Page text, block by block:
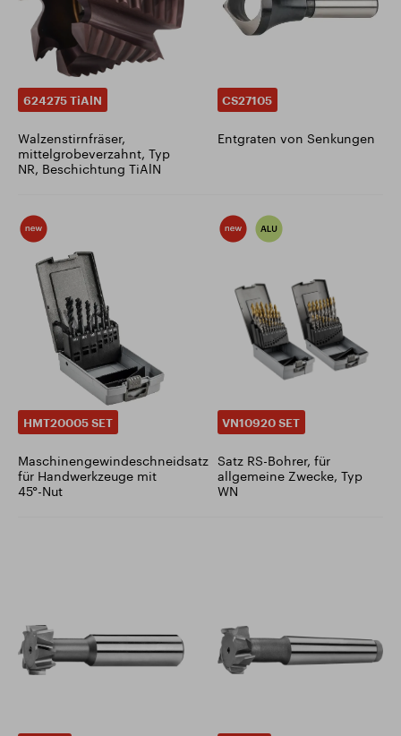
624275 TiAlN
Walzenstirnfräser,
mittelgrobeverzahnt, Typ
NR, Beschichtung TiAlN
CS27105
Entgraten von Senkungen
HMT20005 SET
Maschinengewindeschneidsatz
für Handwerkzeuge mit
45°-Nut
VN10920 SET
Satz RS-Bohrer, für
allgemeine Zwecke, Typ
WN